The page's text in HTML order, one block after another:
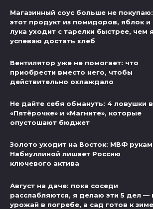
Магазинный соус больше не покупаю:
этот продукт из помидоров, яблок и
лука уходит с тарелки быстрее, чем я
успеваю достать хлеб
Вентилятор уже не помогает: что
приобрести вместо него, чтобы
действительно охлаждало
Не дайте себя обмануть: 4 ловушки в
«Пятёрочке» и «Магните», которые
опустошают бюджет
Золото уходит на Восток: МВФ
Набиуллиной лишает Россию
ключевого актива
Август на даче: пока соседи
расслабляются, я делаю эти 5 дел —
урожай в погребе, а сад готов к зиме